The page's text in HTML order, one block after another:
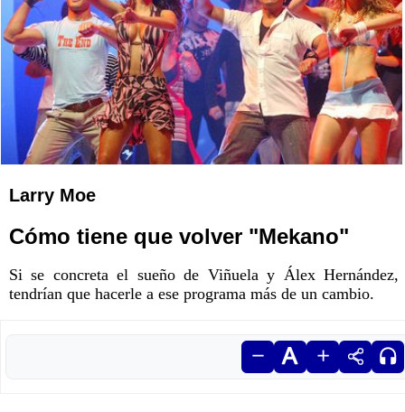
Larry Moe
Cómo tiene que volver "Mekano"
Si se concreta el sueño de Viñuela y Álex Hernández,
tendrían que hacerle a ese programa más de un cambio.